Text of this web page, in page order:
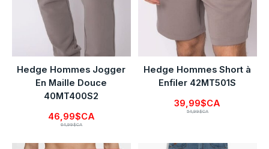
Hedge Hommes Jogger
En Maille Douce
40MT400S2
46,99$CA
64,99$CA
Hedge Hommes Short à
Enfiler 42MT501S
39,99$CA
54,99$CA